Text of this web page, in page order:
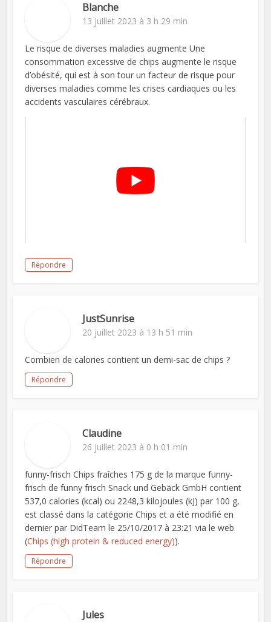
Blanche
13 juillet 2023 à 3 h 29 min
Le risque de diverses maladies augmente Une
consommation excessive de chips augmente le risque
d’obésité, qui est à son tour un facteur de risque pour
diverses maladies comme les crises cardiaques ou les
accidents vasculaires cérébraux.
Répondre
JustSunrise
20 juillet 2023 à 13 h 51 min
Combien de calories contient un demi-sac de chips ?
Répondre
Claudine
26 juillet 2023 à 0 h 01 min
funny-frisch Chips fraîches 175 g de la marque funny-
frisch de funny frisch Snack und Gebäck GmbH contient
537,0 calories (kcal) ou 2248,3 kilojoules (kJ) par 100 g,
est classé dans la catégorie Chips et a été modifié en
dernier par DidTeam le 25/10/2017 à 23:21 via le web
(Chips (high protein & reduced energy)).
Répondre
Jules